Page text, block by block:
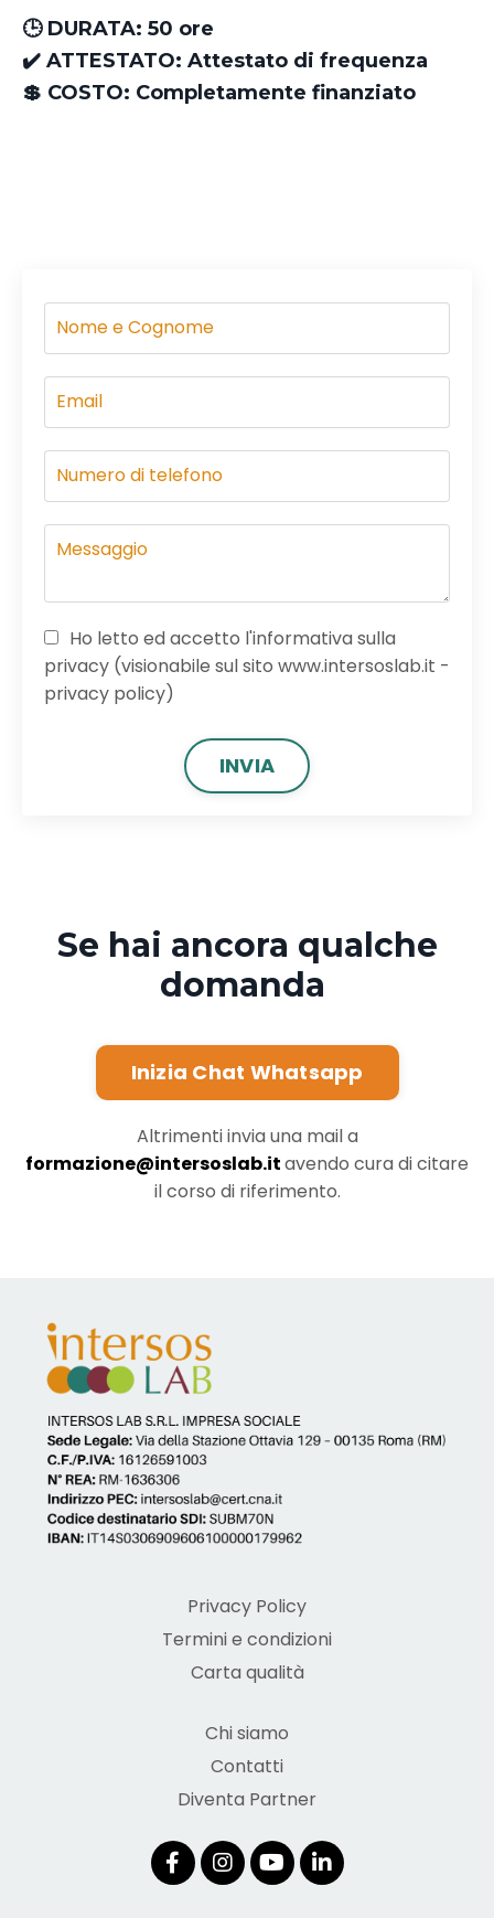
🕒 DURATA: 50 ore
✔️ ATTESTATO: Attestato di frequenza
💲 COSTO: Completamente finanziato
Ho letto ed accetto l'informativa sulla
privacy (visionabile sul sito www.intersoslab.it -
privacy policy)
INVIA
Se hai ancora qualche
domanda
Inizia Chat Whatsapp
Altrimenti invia una mail a
formazione@intersoslab.itavendo cura di citare
il corso di riferimento.
Privacy Policy
Termini e condizioni
Carta qualità
Chi siamo
Contatti
Diventa Partner